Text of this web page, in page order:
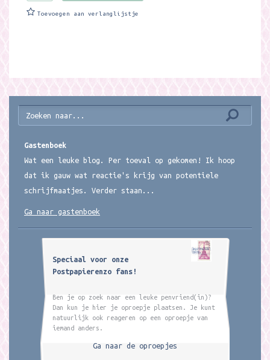
Toevoegen aan verlanglijstje
Gastenboek
Wat een leuke blog. Per toeval op gekomen! Ik hoop
dat ik gauw wat reactie's krijg van potentiele
schrijfmaatjes. Verder staan...
Ga naar gastenboek
Speciaal voor onze
Postpapierenzo fans!
Ben je op zoek naar een leuke penvriend(in)?
Dan kun je hier je oproepje plaatsen. Je kunt
natuurlijk ook reageren op een oproepje van
iemand anders.
Ga naar de oproepjes